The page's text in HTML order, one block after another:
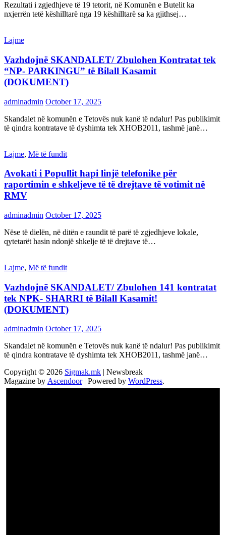
Rezultati i zgjedhjeve të 19 tetorit, në Komunën e Butelit ka
nxjerrën tetë këshilltarë nga 19 këshilltarë sa ka gjithsej…
Lajme
Vazhdojnë SKANDALET/ Zbulohen Kontratat tek
“NP- PARKINGU” të Bilall Kasamit
(DOKUMENT)
adminadmin October 17, 2025
Skandalet në komunën e Tetovës nuk kanë të ndalur! Pas publikimit
të qindra kontratave të dyshimta tek XHOB2011, tashmë janë…
Lajme, Më të fundit
Avokati i Popullit hapi linjë telefonike për
raportimin e shkeljeve të të drejtave të votimit në
RMV
adminadmin October 17, 2025
Nëse të dielën, në ditën e raundit të parë të zgjedhjeve lokale,
qytetarët hasin ndonjë shkelje të të drejtave të…
Lajme, Më të fundit
Vazhdojnē SKANDALET/ Zbulohen 141 kontratat
tek NPK- SHARRI të Bilall Kasamit!
(DOKUMENT)
adminadmin October 17, 2025
Skandalet në komunën e Tetovës nuk kanë të ndalur! Pas publikimit
të qindra kontratave të dyshimta tek XHOB2011, tashmë janë…
Copyright © 2026 Sigmak.mk | Newsbreak
Magazine by Ascendoor| Powered by WordPress.